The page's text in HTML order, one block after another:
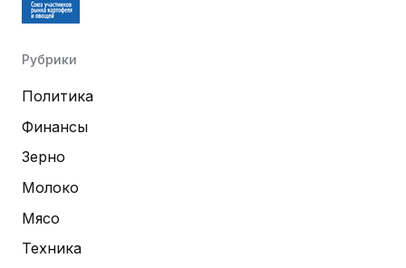
Рубрики
Политика
Финансы
Зерно
Молоко
Мясо
Техника